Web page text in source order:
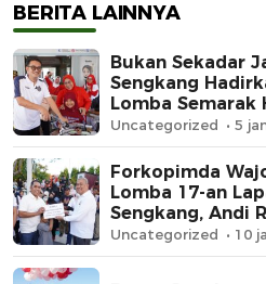
BERITA LAINNYA
Bukan Sekadar
Sengkang
Lomba Semarak
Uncategorized 5
Forkopimda
Lomba 17-an
Sengkang, Andi
Krupuk
Uncategorized 10